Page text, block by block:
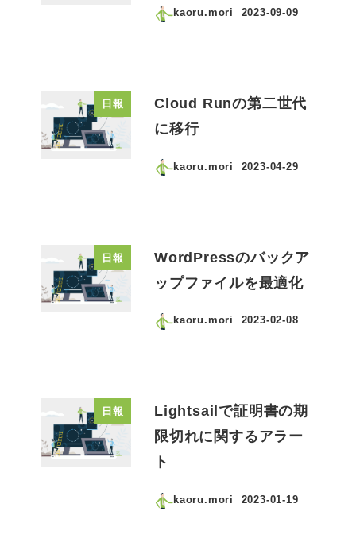
kaoru.mori 2023-09-09
日報
Cloud Runの第二世代
に移行
kaoru.mori 2023-04-29
日報
WordPressのバックア
ップファイルを最適化
kaoru.mori 2023-02-08
日報
Lightsailで証明書の期
限切れに関するアラー
ト
kaoru.mori 2023-01-19